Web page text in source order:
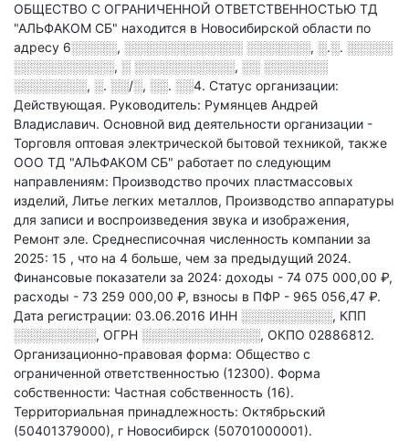
ОБЩЕСТВО С ОГРАНИЧЕННОЙ ОТВЕТСТВЕННОСТЬЮ ТД
"АЛЬФАКОМ СБ" находится в Новосибирской области по
адресу 6░░░░░, ░░░░░░░░░░░░░ ░░░░░░░, ░.░. ░░░░░
░░░░░░░░░░░, ░ ░░░░░░░░░░░, ░░ ░░░░░░░
░░░░░░░░, ░. ░░/░, ░░. ░░4. Статус организации:
Действующая. Руководитель: Румянцев Андрей
Владиславич. Основной вид деятельности организации -
Торговля оптовая электрической бытовой техникой, также
ООО ТД "АЛЬФАКОМ СБ" работает по следующим
направлениям: Производство прочих пластмассовых
изделий, Литье легких металлов, Производство аппаратуры
для записи и воспроизведения звука и изображения,
Ремонт эле. Среднесписочная численность компании за
2025: 15 , что на 4 больше, чем за предыдущий 2024.
Финансовые показатели за 2024: доходы - 74 075 000,00 ₽,
расходы - 73 259 000,00 ₽, взносы в ПФР - 965 056,47 ₽.
Дата регистрации: 03.06.2016 ИНН ░░░░░░░░░░, КПП
░░░░░░░░░, ОГРН ░░░░░░░░░░░░░, ОКПО 02886812.
Организационно-правовая форма: Общество с
ограниченной ответственностью (12300). Форма
собственности: Частная собственность (16).
Территориальная принадлежность: Октябрьский
(50401379000), г Новосибирск (50701000001).